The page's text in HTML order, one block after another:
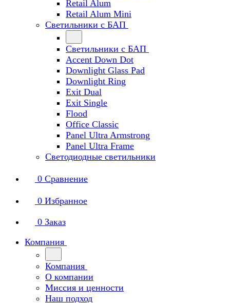
Retail Alum
Retail Alum Mini
Светильники с БАП
Светильники с БАП
Accent Down Dot
Downlight Glass Pad
Downlight Ring
Exit Dual
Exit Single
Flood
Office Classic
Panel Ultra Armstrong
Panel Ultra Frame
Светодиодные светильники
0 Сравнение
0 Избранное
0 Заказ
Компания
Компания
О компании
Миссия и ценности
Наш подход